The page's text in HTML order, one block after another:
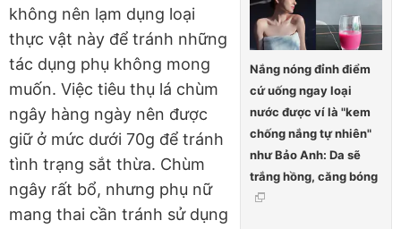
Nắng nóng đỉnh điểm
cứ uống ngay loại
nước được ví là "kem
chống nắng tự nhiên"
như Bảo Anh: Da sẽ
trắng hồng, căng bóng
không nên lạm dụng loại
thực vật này để tránh những
tác dụng phụ không mong
muốn. Việc tiêu thụ lá chùm
ngây hàng ngày nên được
giữ ở mức dưới 70g để tránh
tình trạng sắt thừa. Chùm
ngây rất bổ, nhưng phụ nữ
mang thai cần tránh sử dụng